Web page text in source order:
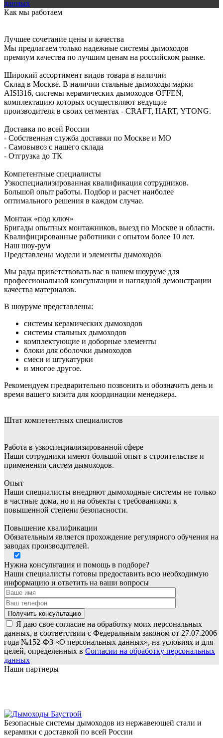
данных
Как мы работаем
Лучшее сочетание цены и качества
Мы предлагаем только надежные системы дымоходов
премиум качества по лучшим ценам на российском рынке.
Широкий ассортимент видов товара в наличии
Склад в Москве. В наличии стальные дымоходы марки
AISI316, системы керамических дымоходов OFFEN,
комплектацию которых осуществляют ведущие
производителя в своих сегментах - CRAFT, HART, YTONG.
Доставка по всей России
- Собственная служба доставки по Москве и МО
- Самовывоз с нашего склада
- Отгрузка до ТК
Компетентные специалисты
Узкоспециализированная квалификация сотрудников.
Большой опыт работы. Подбор и расчет наиболее
оптимального решения в каждом случае.
Монтаж «под ключ»
Бригады опытных монтажников, выезд по Москве и области.
Квалифицированные работники с опытом более 10 лет.
Наш шоу-рум
Представлены модели и элементы дымоходов
Мы рады приветствовать вас в нашем шоуруме для
профессиональной консультации и наглядной демонстрации
качества материалов.
В шоуруме представлены:
системы керамических дымоходов
системы стальных дымоходов
комплектующие и доборные элементы
блоки для оболочки дымоходов
смеси и штукатурки
и многое другое.
Рекомендуем предварительно позвонить и обозначить день и
время вашего визита для координации менеджера.
Штат компетентных специалистов
Работа в узкоспециализированной сфере
Наши сотрудники имеют большой опыт в строительстве и
применении систем дымоходов.
Опыт
Наши специалисты внедряют дымоходные системы не только
в частные дома, но и на объекты с требованиями к
повышенной степени безопасности.
Повышение квалификации
Обязательным является прохождение регулярного обучения на
заводах производителей.
Нужна консультация и помощь в подборе?
Наши специалисты готовы предоставить всю необходимую
информацию и ответить на ваши вопросы
Я даю свое согласие на обработку моих персональных
данных, в соответствии с Федеральным законом от 27.07.2006
года №152-ФЗ «О персональных данных», на условиях и для
целей, определенных в Согласии на обработку персональных
данных
Наши партнеры
Безопасные системы дымоходов из нержавеющей стали и
керамики с доставкой по всей России